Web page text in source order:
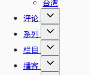
台湾
评论
系列
栏目
播客